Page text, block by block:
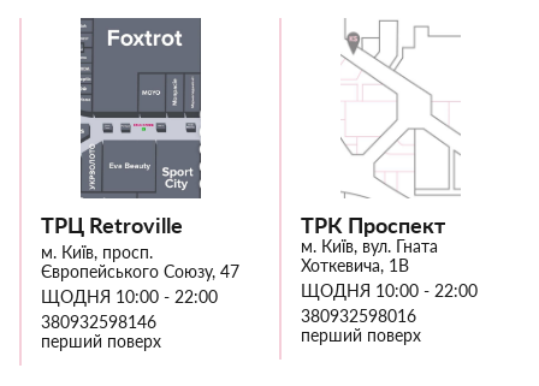
ТРЦ Retroville
м. Київ, просп.
Європейського Союзу, 47
ЩОДНЯ 10:00 - 22:00
380932598146
перший поверх
ТРК Проспект
м. Київ, вул. Гната
Хоткевича, 1В
ЩОДНЯ 10:00 - 22:00
380932598016
перший поверх